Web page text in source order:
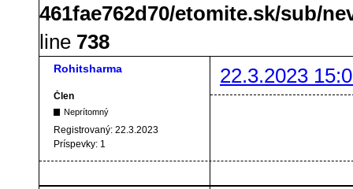
461fae762d70/etomite.sk/sub/
line 738
Rohitsharma 22.3.2023
Člen
Neprítomný
Registrovaný: 22.3.2023
Príspevky: 1